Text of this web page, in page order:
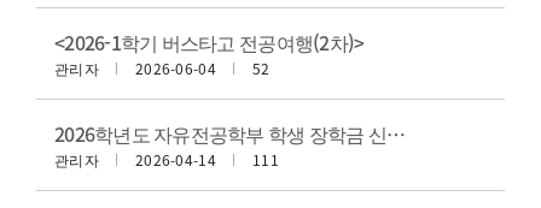
<2026-1학기 버스타고 전공여행(2차)>
관리자 2026-06-04 52
2026학년도 자유전공학부 학생 장학금 신청 안내
관리자 2026-04-14 111